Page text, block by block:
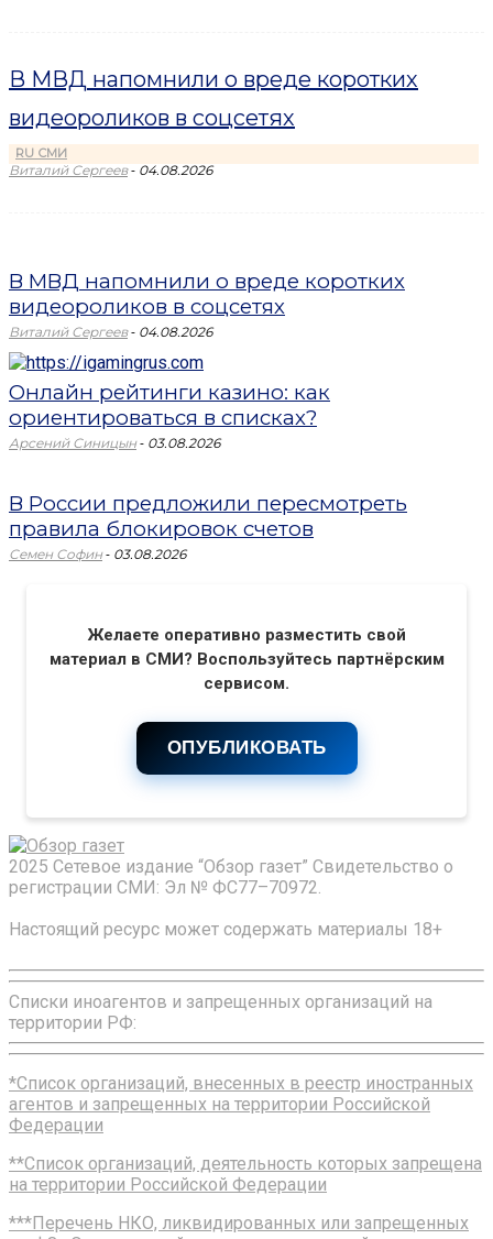
В МВД напомнили о вреде коротких
видеороликов в соцсетях
RU СМИ
Виталий Сергеев - 04.08.2026
В МВД напомнили о вреде коротких
видеороликов в соцсетях
Виталий Сергеев - 04.08.2026
Онлайн рейтинги казино: как
ориентироваться в списках?
Арсений Синицын - 03.08.2026
В России предложили пересмотреть
правила блокировок счетов
Семен Софин - 03.08.2026
Желаете оперативно разместить свой
материал в СМИ? Воспользуйтесь партнёрским
сервисом.
ОПУБЛИКОВАТЬ
2025 Сетевое издание “Обзор газет” Свидетельство о
регистрации СМИ: Эл № ФС77–70972.
Настоящий ресурс может содержать материалы 18+
Списки иноагентов и запрещенных организаций на
территории РФ:
*Список организаций, внесенных в реестр иностранных
агентов и запрещенных на территории Российской
Федерации
**Список организаций, деятельность которых запрещена
на территории Российской Федерации
***Перечень НКО, ликвидированных или запрещенных